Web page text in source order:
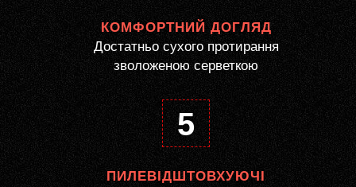
КОМФОРТНИЙ ДОГЛЯД
Достатньо сухого протирання
зволоженою серветкою
5
ПИЛЕВІДШТОВХУЮЧІ